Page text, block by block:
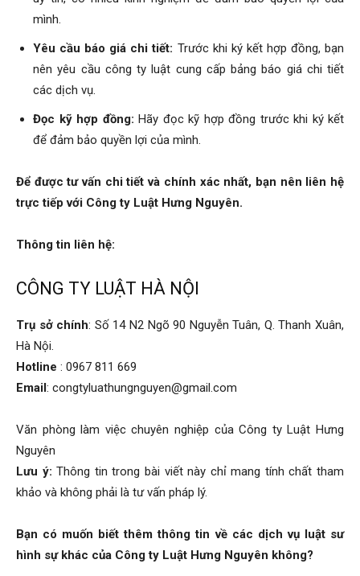
mình.
Yêu cầu báo giá chi tiết: Trước khi ký kết hợp đồng, bạn
nên yêu cầu công ty luật cung cấp bảng báo giá chi tiết
các dịch vụ.
Đọc kỹ hợp đồng: Hãy đọc kỹ hợp đồng trước khi ký kết
để đảm bảo quyền lợi của mình.
Để được tư vấn chi tiết và chính xác nhất, bạn nên liên hệ
trực tiếp với Công ty Luật Hưng Nguyên.
Thông tin liên hệ:
CÔNG TY LUẬT HÀ NỘI
Trụ sở chính: Số 14 N2 Ngõ 90 Nguyễn Tuân, Q. Thanh Xuân,
Hà Nội.
Hotline : 0967 811 669
Email : congtyluathungnguyen@gmail.com
Văn phòng làm việc chuyên nghiệp của Công ty Luật Hưng
Nguyên
Lưu ý: Thông tin trong bài viết này chỉ mang tính chất tham
khảo và không phải là tư vấn pháp lý.
Bạn có muốn biết thêm thông tin về các dịch vụ luật sư
hình sự khác của Công ty Luật Hưng Nguyên không?